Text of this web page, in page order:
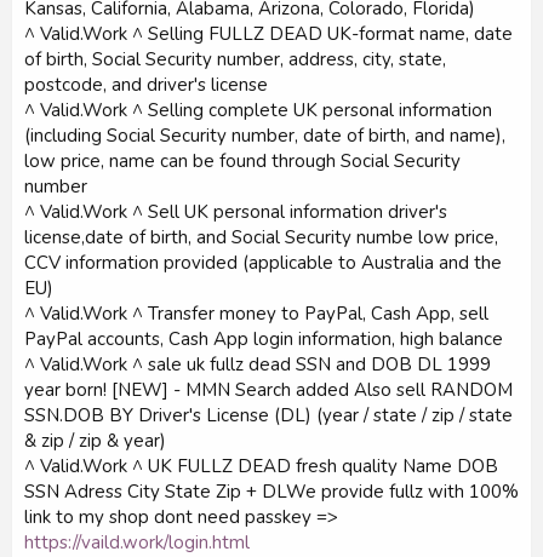
Kansas, California, Alabama, Arizona, Colorado, Florida)
^ Valid.Work ^ Selling FULLZ DEAD UK-format name, date
of birth, Social Security number, address, city, state,
postcode, and driver's license
^ Valid.Work ^ Selling complete UK personal information
(including Social Security number, date of birth, and name),
low price, name can be found through Social Security
number
^ Valid.Work ^ Sell UK personal information driver's
license,date of birth, and Social Security numbe low price,
CCV information provided (applicable to Australia and the
EU)
^ Valid.Work ^ Transfer money to PayPal, Cash App, sell
PayPal accounts, Cash App login information, high balance
^ Valid.Work ^ sale uk fullz dead SSN and DOB DL 1999
year born! [NEW] - MMN Search added Also sell RANDOM
SSN.DOB BY Driver's License (DL) (year / state / zip / state
& zip / zip & year)
^ Valid.Work ^ UK FULLZ DEAD fresh quality Name DOB
SSN Adress City State Zip + DLWe provide fullz with 100%
link to my shop dont need passkey =>
https://vaild.work/login.html